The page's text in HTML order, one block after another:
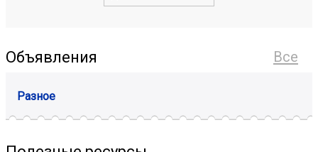
Все
Объявления
Разное